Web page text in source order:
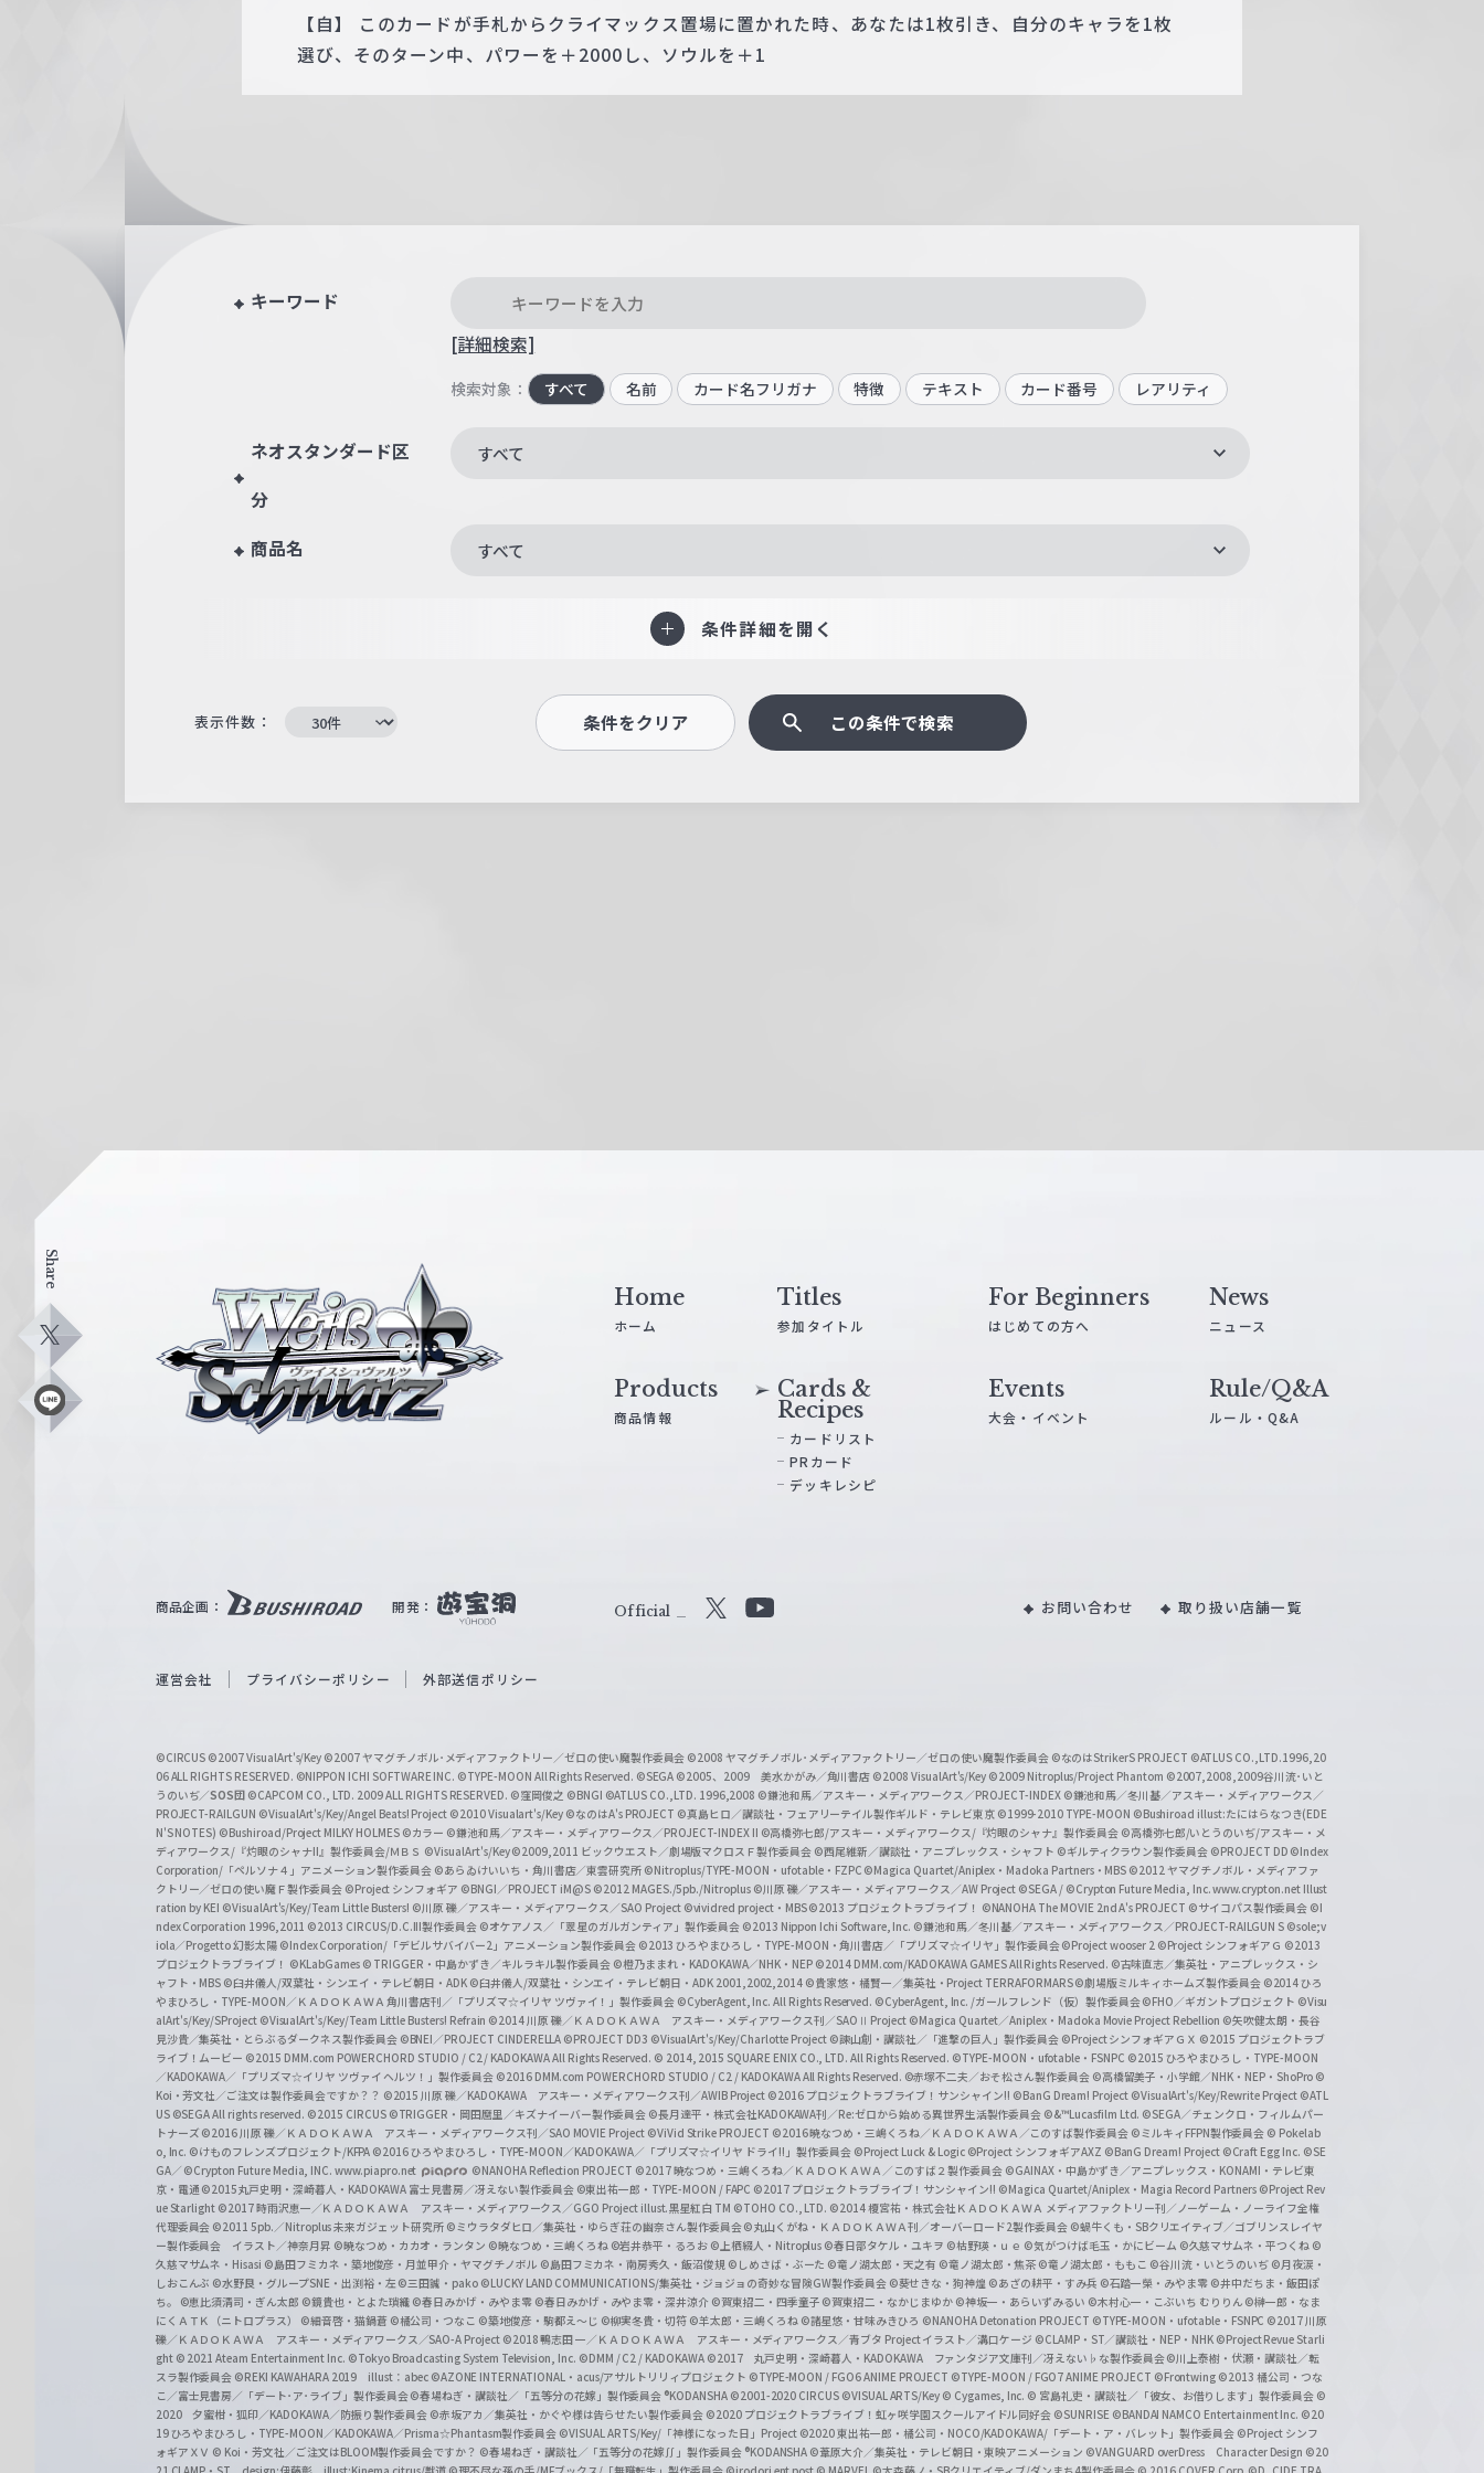
【自】 このカードが手札からクライマックス置場に置かれた時、あなたは1枚引き、自分のキャラを1枚
選び、そのターン中、パワーを＋2000し、ソウルを＋1
キーワード
[詳細検索]
検索対象： すべて 名前 カード名フリガナ 特徴 テキスト カード番号 レアリティ
ネオスタンダード区
分
すべて
商品名 すべて
条件詳細を開く
表示件数： 条件をクリア この条件で検索
Share
X
L
ス
W
i
c
h
w
a
r
z
Home
ホーム
Titles
参加タイトル
For Beginners
はじめての方へ
News
ニュース
Products
商品情報
Cards &
Recipes
カードリスト
PRカード
デッキレシピ
Events
大会・イベント
Rule/Q&A
ルール・Q&A
商品企画： 開発： Official
Y
b
e
O
f
f
i
c
i
a
l
C
h
a
n
n
e
l
お問い合わせ 取り扱い店舗一覧
運営会社 プライバシーポリシー 外部送信ポリシー
©CIRCUS ©2007 VisualArt's/Key ©2007 ヤマグチノボル･メディアファクトリー／ゼロの使い魔製作委員会 ©2008 ヤマグチノボル･メディアファクトリー／ゼロの使い魔製作委員会 ©なのはStrikerS PROJECT ©ATLUS CO.,LTD.1996,20
06 ALL RIGHTS RESERVED. ©NIPPON ICHI SOFTWARE INC. ©TYPE-MOON All Rights Reserved. ©SEGA ©2005、2009 美水かがみ／角川書店 ©2008 VisualArt's/Key ©2009 Nitroplus/Project Phantom ©2007,2008,2009谷川流･いと
うのいぢ／SOS団 ©CAPCOM CO., LTD. 2009 ALL RIGHTS RESERVED. ©窪岡俊之 ©BNGI ©ATLUS CO.,LTD. 1996,2008 ©鎌池和馬／アスキー・メディアワークス／PROJECT-INDEX ©鎌池和馬／冬川基／アスキー・メディアワークス／
PROJECT-RAILGUN ©VisualArt's/Key/Angel Beats! Project ©2010 Visualart's/Key ©なのはA's PROJECT ©真島ヒロ／講談社・フェアリーテイル製作ギルド・テレビ東京 ©1999-2010 TYPE-MOON ©Bushiroad illust:たにはらなつき(EDE
N'S NOTES) ©Bushiroad/Project MILKY HOLMES ©カラー ©鎌池和馬／アスキー・メディアワークス／PROJECT-INDEX II ©高橋弥七郎/アスキー・メディアワークス/『灼眼のシャナ』製作委員会 ©高橋弥七郎/いとうのいぢ/アスキー・メ
ディアワークス/『灼眼のシャナII』製作委員会/ＭＢＳ ©VisualArt's/Key©2009,2011 ビックウエスト／劇場版マクロスＦ製作委員会 ©西尾維新／講談社・アニプレックス・シャフト ©ギルティクラウン製作委員会 ©PROJECT DD ©Index
Corporation/「ペルソナ４」アニメーション製作委員会 ©あらゐけいいち・角川書店／東雲研究所 ©Nitroplus/TYPE-MOON・ufotable・FZPC ©Magica Quartet/Aniplex・Madoka Partners・MBS ©2012 ヤマグチノボル・メディアファ
クトリー／ゼロの使い魔Ｆ製作委員会 ©Project シンフォギア ©BNGI／PROJECT iM@S ©2012 MAGES./5pb./Nitroplus ©川原 礫／アスキー・メディアワークス／AW Project ©SEGA / ©Crypton Future Media, Inc. www.crypton.net Illust
ration by KEI ©VisualArt's/Key/Team Little Busters! ©川原 礫／アスキー・メディアワークス／SAO Project ©vividred project・MBS ©2013 プロジェクトラブライブ！ ©NANOHA The MOVIE 2nd A's PROJECT ©サイコパス製作委員会 ©I
ndex Corporation 1996,2011 ©2013 CIRCUS/D.C.III製作委員会 ©オケアノス／「翠星のガルガンティア」製作委員会 ©2013 Nippon Ichi Software, Inc. ©鎌池和馬／冬川基／アスキー・メディアワークス／PROJECT-RAILGUN S ©sole;v
iola／Progetto 幻影太陽 ©Index Corporation/「デビルサバイバー2」アニメーション製作委員会 ©2013 ひろやまひろし・TYPE-MOON・角川書店／「プリズマ☆イリヤ」製作委員会©Project wooser 2 ©Project シンフォギアＧ ©2013
プロジェクトラブライブ！ ©KLabGames © TRIGGER・中島かずき／キルラキル製作委員会 ©橙乃ままれ・KADOKAWA／NHK・NEP ©2014 DMM.com/KADOKAWA GAMES All Rights Reserved. ©古味直志／集英社・アニプレックス・シ
ャフト・MBS ©臼井儀人/双葉社・シンエイ・テレビ朝日・ADK ©臼井儀人/双葉社・シンエイ・テレビ朝日・ADK 2001,2002,2014 ©貴家悠・橘賢一／集英社・Project TERRAFORMARS©劇場版ミルキィホームズ製作委員会 ©2014 ひろ
やまひろし・TYPE-MOON／ＫＡＤＯＫＡＷＡ 角川書店刊／「プリズマ☆イリヤ ツヴァイ！」製作委員会 ©CyberAgent, Inc. All Rights Reserved. ©CyberAgent, Inc. /ガールフレンド（仮）製作委員会©FHO／ギガントプロジェクト ©Visu
alArt's/Key/SProject ©VisualArt's/Key/Team Little Busters! Refrain ©2014 川原 礫／ＫＡＤＯＫＡＷＡ アスキー・メディアワークス刊／SAOⅡ Project ©Magica Quartet／Aniplex・Madoka Movie Project Rebellion ©矢吹健太朗・長谷
見沙貴／集英社・とらぶるダークネス製作委員会 ©BNEI／PROJECT CINDERELLA ©PROJECT DD3 ©VisualArt's/Key/Charlotte Project ©諫山創・講談社／「進撃の巨人」製作委員会 ©Project シンフォギアＧＸ ©2015 プロジェクトラブ
ライブ！ムービー ©2015 DMM.com POWERCHORD STUDIO / C2 / KADOKAWA All Rights Reserved. © 2014, 2015 SQUARE ENIX CO., LTD. All Rights Reserved. ©TYPE-MOON・ufotable・FSNPC ©2015 ひろやまひろし・TYPE-MOON
／KADOKAWA／「プリズマ☆イリヤ ツヴァイ ヘルツ！」製作委員会 ©2016 DMM.com POWERCHORD STUDIO / C2 / KADOKAWA All Rights Reserved. ©赤塚不二夫／おそ松さん製作委員会 ©高橋留美子・小学館／NHK・NEP・ShoPro ©
Koi・芳文社／ご注文は製作委員会ですか？？ ©2015 川原 礫／KADOKAWA アスキー・メディアワークス刊／AWIB Project ©2016 プロジェクトラブライブ！サンシャイン!! ©BanG Dream! Project ©VisualArt's/Key/Rewrite Project ©ATL
US ©SEGA All rights reserved. ©2015 CIRCUS ©TRIGGER・岡田麿里／キズナイーバー製作委員会 ©長月達平・株式会社KADOKAWA刊／Re:ゼロから始める異世界生活製作委員会 ©&™Lucasfilm Ltd. ©SEGA／チェンクロ・フィルムパー
トナーズ©2016 川原 礫／ＫＡＤＯＫＡＷＡ アスキー・メディアワークス刊／SAO MOVIE Project ©ViVid Strike PROJECT ©2016 暁なつめ・三嶋くろね／ＫＡＤＯＫＡＷＡ／このすば製作委員会 ©ミルキィFFPN製作委員会 © Pokelab
o, Inc. ©けものフレンズプロジェクト/KFPA ©2016 ひろやまひろし・TYPE-MOON／KADOKAWA／「プリズマ☆イリヤ ドライ!!」製作委員会 ©Project Luck & Logic ©Project シンフォギアAXZ ©BanG Dream! Project ©Craft Egg Inc. ©SE
GA／ ©Crypton Future Media, INC. www.piapro.net
©NANOHA Reflection PROJECT ©2017 暁なつめ・三嶋くろね／ＫＡＤＯＫＡＷＡ／このすば２製作委員会 ©GAINAX・中島かずき／アニプレックス・KONAMI・テレビ東
京・電通 ©2015丸戸史明・深崎暮人・KADOKAWA 富士見書房／冴えない製作委員会 ©東出祐一郎・TYPE-MOON / FAPC ©2017 プロジェクトラブライブ！サンシャイン!! ©Magica Quartet/Aniplex・Magia Record Partners ©Project Rev
ue Starlight ©2017 時雨沢恵一／ＫＡＤＯＫＡＷＡ アスキー・メディアワークス／GGO Project illust.黒星紅白 TM ©TOHO CO., LTD. ©2014 榎宮祐・株式会社ＫＡＤＯＫＡＷＡ メディアファクトリー刊／ノーゲーム・ノーライフ全権
代理委員会 ©2011 5pb.／Nitroplus 未来ガジェット研究所 ©ミウラタダヒロ／集英社・ゆらぎ荘の幽奈さん製作委員会©丸山くがね・ＫＡＤＯＫＡＷＡ刊／オーバーロード2製作委員会 ©蝸牛くも・SBクリエイティブ／ゴブリンスレイヤ
ー製作委員会 イラスト／神奈月昇 ©暁なつめ・カカオ・ランタン ©暁なつめ・三嶋くろね ©岩井恭平・るろお ©上栖綴人・Nitroplus ©春日部タケル・ユキヲ ©枯野瑛・ｕｅ ©気がつけば毛玉・かにビーム ©久慈マサムネ・平つくね ©
久慈マサムネ・Hisasi ©島田フミカネ・築地俊彦・月並甲介・ヤマグチノボル ©島田フミカネ・南房秀久・飯沼俊規 ©しめさば・ぶーた ©竜ノ湖太郎・天之有 ©竜ノ湖太郎・焦茶 ©竜ノ湖太郎・ももこ ©谷川流・いとうのいぢ ©月夜涙・
しおこんぶ ©水野良・グループSNE・出渕裕・左©三田誠・pako ©LUCKY LAND COMMUNICATIONS/集英社・ジョジョの奇妙な冒険GW製作委員会 ©葵せきな・狗神煌 ©あざの耕平・すみ兵 ©石踏一榮・みやま零 ©井中だちま・飯田ぽ
ち。
©恵比須清司・ぎん太郎 ©鏡貴也・とよた瑣織 ©春日みかげ・みやま零 ©春日みかげ・みやま零・深井涼介 ©賀東招二・四季童子 ©賀東招二・なかじまゆか ©神坂一・あらいずみるい ©木村心一・こぶいち むりりん ©榊一郎・なま
にくＡＴＫ（ニトロプラス） ©細音啓・猫鍋蒼 ©橘公司・つなこ ©築地俊彦・駒都え～じ ©柳実冬貴・切符 ©羊太郎・三嶋くろね ©諸星悠・甘味みきひろ ©NANOHA Detonation PROJECT ©TYPE-MOON・ufotable・FSNPC ©2017 川原
礫／ＫＡＤＯＫＡＷＡ アスキー・メディアワークス／SAO-A Project ©2018 鴨志田 一／ＫＡＤＯＫＡＷＡ アスキー・メディアワークス／青ブタ Project イラスト／溝口ケージ ©CLAMP・ST／講談社・NEP・NHK ©Project Revue Starli
ght © 2021 Ateam Entertainment Inc. ©Tokyo Broadcasting System Television, Inc. ©DMM / C2 / KADOKAWA ©2017 丸戸史明・深崎暮人・KADOKAWA ファンタジア文庫刊／冴えない♭な製作委員会©川上泰樹・伏瀬・講談社／転
スラ製作委員会 ©REKI KAWAHARA 2019 illust：abec ©AZONE INTERNATIONAL・acus/アサルトリリィプロジェクト ©TYPE-MOON / FGO6 ANIME PROJECT ©TYPE-MOON / FGO7 ANIME PROJECT ©Frontwing ©2013 橘公司・つな
こ／富士見書房／「デート･ア･ライブ」製作委員会©春場ねぎ・講談社／「五等分の花嫁」製作委員会 ®KODANSHA ©2001-2020 CIRCUS ©VISUAL ARTS/Key © Cygames, Inc. © 宮島礼吏・講談社／「彼女、お借りします」製作委員会 ©
2020 夕蜜柑・狐印／KADOKAWA／防振り製作委員会 ©赤坂アカ／集英社・かぐや様は告らせたい製作委員会 ©2020 プロジェクトラブライブ！虹ヶ咲学園スクールアイドル同好会 ©SUNRISE ©BANDAI NAMCO Entertainment Inc. ©20
19 ひろやまひろし・TYPE-MOON／KADOKAWA／Prisma☆Phantasm製作委員会 ©VISUAL ARTS/Key/「神様になった日」Project ©2020 東出祐一郎・橘公司・NOCO/KADOKAWA/「デート・ア・バレット」製作委員会 ©Project シンフ
ォギアＸＶ © Koi・芳文社／ご注文はBLOOM製作委員会ですか？ ©春場ねぎ・講談社／「五等分の花嫁∬」製作委員会 ®KODANSHA ©葦原大介／集英社・テレビ朝日・東映アニメーション ©VANGUARD overDress Character Design ©20